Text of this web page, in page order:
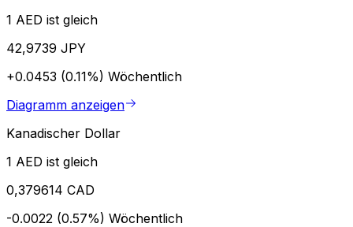
1 AED ist gleich
42,9739 JPY
+0.0453 (0.11%) Wöchentlich
Diagramm anzeigen
Kanadischer Dollar
1 AED ist gleich
0,379614 CAD
-0.0022 (0.57%) Wöchentlich